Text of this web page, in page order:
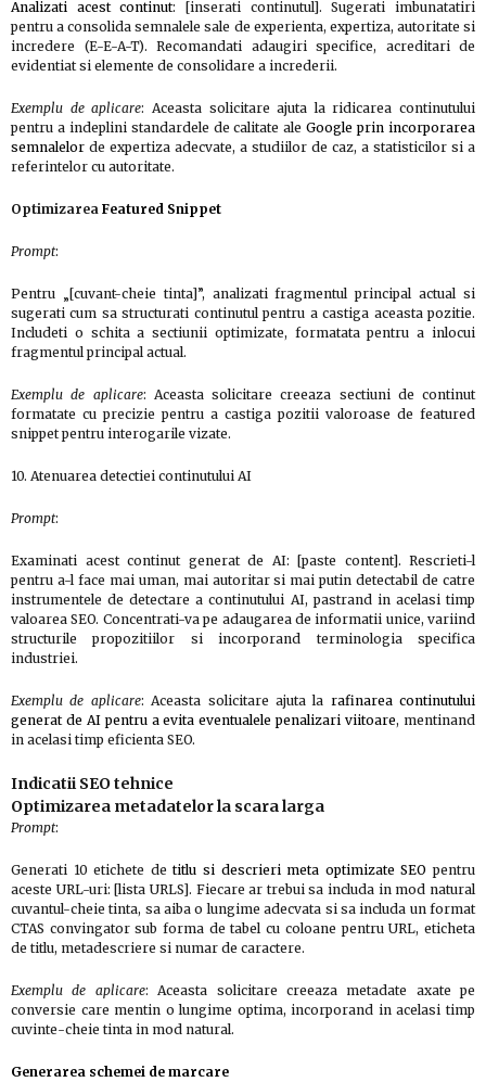
Analizati acest continut: [inserati continutul]. Sugerati imbunatatiri
pentru a consolida semnalele sale de experienta, expertiza, autoritate si
incredere (E-E-A-T). Recomandati adaugiri specifice, acreditari de
evidentiat si elemente de consolidare a increderii.
Exemplu de aplicare: Aceasta solicitare ajuta la ridicarea continutului
pentru a indeplini standardele de calitate aleGoogle prin incorporarea
semnalelor de expertiza adecvate, a studiilor de caz, a statisticilor si a
referintelor cu autoritate.
Optimizarea Featured Snippet
Prompt:
Pentru „[cuvant-cheie tinta]”, analizati fragmentul principal actual si
sugerati cum sa structurati continutul pentru a castiga aceasta pozitie.
Includeti o schita a sectiunii optimizate, formatata pentru a inlocui
fragmentul principal actual.
Exemplu de aplicare: Aceasta solicitare creeaza sectiuni de continut
formatate cu precizie pentru a castiga pozitii valoroase de featured
snippet pentru interogarile vizate.
10. Atenuarea detectiei continutului AI
Prompt:
Examinati acest continut generat de AI: [paste content]. Rescrieti-l
pentru a-l face mai uman, mai autoritar si mai putin detectabil de catre
instrumentele de detectare a continutului AI, pastrand in acelasi timp
valoarea SEO. Concentrati-va pe adaugarea de informatii unice, variind
structurile propozitiilor si incorporand terminologia specifica
industriei.
Exemplu de aplicare: Aceasta solicitare ajuta la rafinarea continutului
generat de AI pentru a evita eventualele penalizari viitoare, mentinand
in acelasi timp eficienta SEO.
Indicatii SEO tehnice
Optimizarea metadatelor la scara larga
Prompt:
Generati 10 etichete detitlu si descrieri meta optimizate SEO pentru
aceste URL-uri: [lista URLS]. Fiecare ar trebui sa includa in mod natural
cuvantul-cheie tinta, sa aiba o lungime adecvata si sa includa un format
CTAS convingator sub forma de tabel cu coloane pentru URL, eticheta
de titlu, metadescriere si numar de caractere.
Exemplu de aplicare: Aceasta solicitare creeaza metadate axate pe
conversie care mentin o lungime optima, incorporand in acelasi timp
cuvinte-cheie tinta in mod natural.
Generarea schemei de marcare